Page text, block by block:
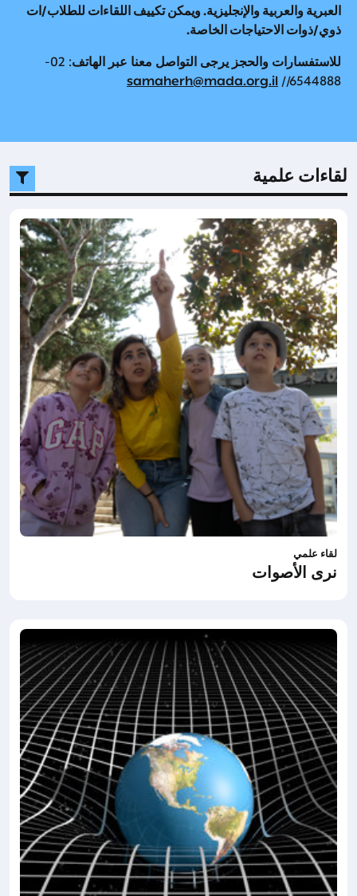
العبرية والعربية والإنجليزية. ويمكن تكييف اللقاءات للطلاب/ات
ذوي/ذوات الاحتياجات الخاصة.
للاستفسارات والحجز يرجى التواصل معنا عبر الهاتف: 02-
6544888//
samaherh@mada.org.il
لقاءات علمية
لقاء علمي
نرى الأصوات